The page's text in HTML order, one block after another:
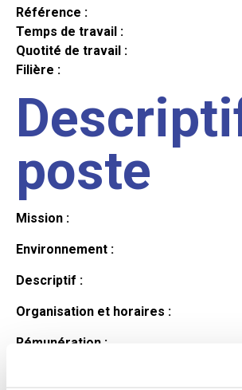
Référence :
Temps de travail :
Quotité de travail :
Filière :
poste
Mission :
Environnement :
Descriptif :
Organisation et horaires :
Rémunération :